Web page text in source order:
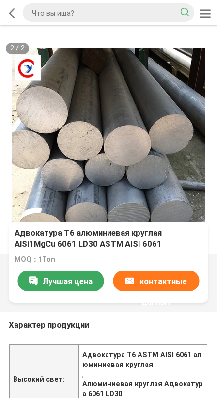
2/ 2
Адвокатура T6 алюминиевая круглая
AlSi1MgCu 6061 LD30 ASTM AISI 6061
MOQ：1Ton
Лучшая цена контактные
данные
Характер продукции
Высокий свет:
Адвокатура T6 ASTM AISI 6061 ал
юминиевая круглая
,
Алюминиевая круглая Адвокатур
а 6061 LD30